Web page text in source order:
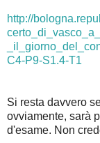
http://
C4-P9-S1.4-T1
Si resta davvero
ovviamente, sarà
d'esame. Non